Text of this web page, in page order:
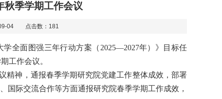
秋季学期工作会议
04 点击数： 181
全面图强三年行动方案（ 2025—2027年）》目标任
工作会议。
精神，通报春季学期研究院党建工作整体成效，部署
国际交流合作等方面通报研究院春季学期工作成效，